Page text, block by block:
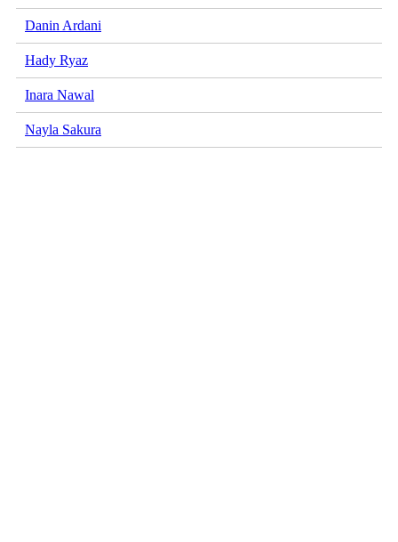
Danin Ardani
Hady Ryaz
Inara Nawal
Nayla Sakura